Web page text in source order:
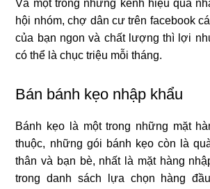
Và một trong những kênh hiệu quả
hội nhóm, chợ dân cư trên facebook
của bạn ngon và chất lượng thì lợi
có thể là chục triệu mỗi tháng.
Bán bánh kẹo nhập khẩu
Bánh kẹo là một trong những mặt
thuộc, những gói bánh kẹo còn là
thân và bạn bè, nhất là mặt hàng
trong danh sách lựa chọn hàng